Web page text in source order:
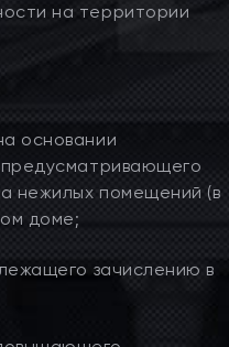
на территории
основании
предусматривающего
нежилых помещений (в
доме;
зачислению в